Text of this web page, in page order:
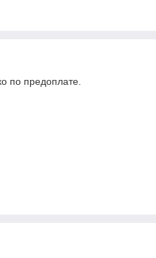
по предоплате.